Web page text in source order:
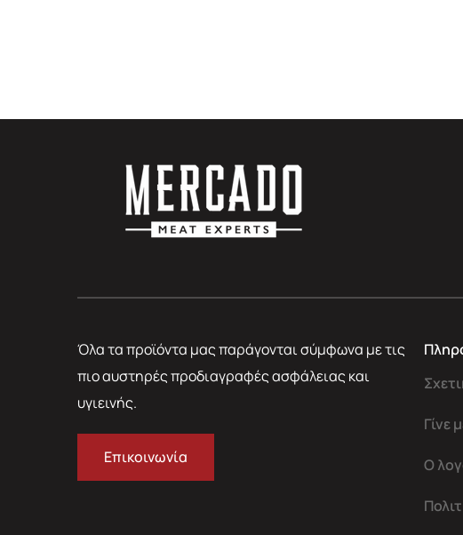
Όλα τα προϊόντα μας παράγονται σύμφωνα με τις
πιο αυστηρές προδιαγραφές ασφάλειας και
υγιεινής.
Επικοινωνία
Γίνε
Ο